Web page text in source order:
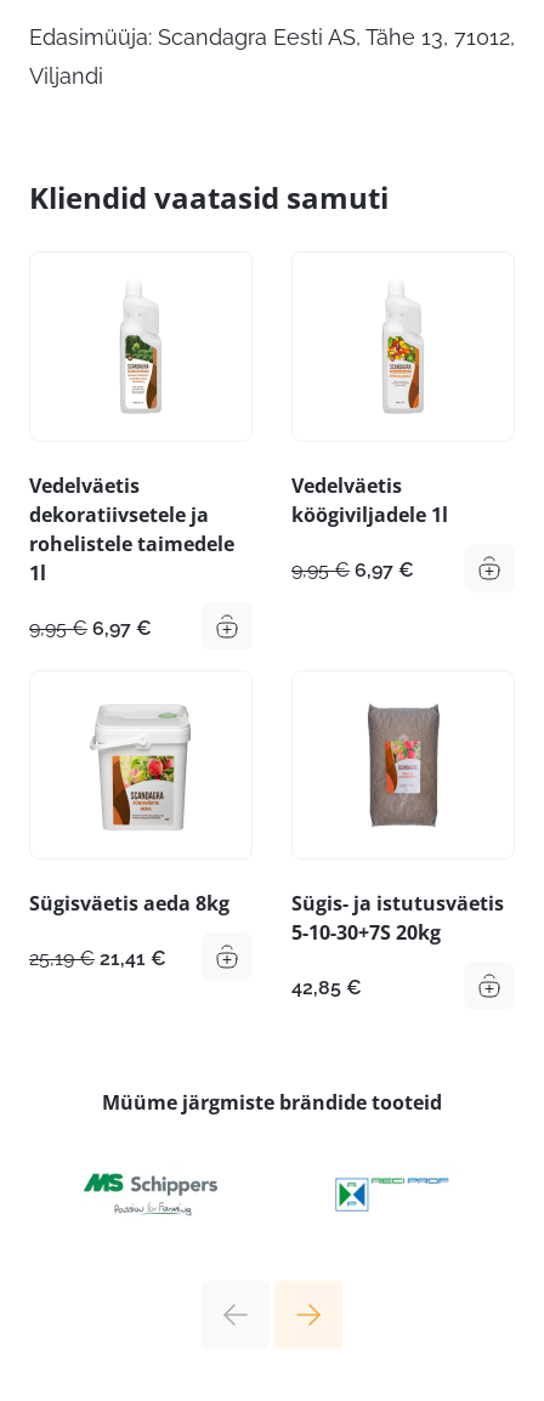
Edasimüüja: Scandagra Eesti AS, Tähe 13, 71012,
Viljandi
Kliendid vaatasid samuti
Vedelväetis
dekoratiivsetele ja
rohelistele taimedele
1l
9,95€ Algne
9,95 €.
6,97 € Praegune
6,97 €.
Vedelväetis
köögiviljadele 1l
9,95€ Algne
6,97 € Praegune
Sügisväetis aeda 8kg
25,19€ Algne
21,41 € Praegune
Sügis- ja istutusväetis
5-10-30+7S 20kg
42,85 €
Müüme järgmiste brändide tooteid